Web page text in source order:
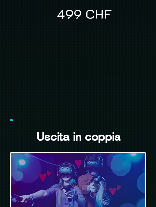
499 CHF
Uscita in coppia